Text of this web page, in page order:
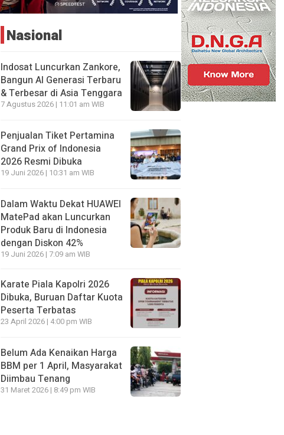
Nasional
Indosat Luncurkan Zankore,
Bangun AI Generasi Terbaru
& Terbesar di Asia Tenggara
7 Agustus 2026 | 11:01 am WIB
Penjualan Tiket Pertamina
Grand Prix of Indonesia
2026 Resmi Dibuka
19 Juni 2026 | 10:31 am WIB
Dalam Waktu Dekat HUAWEI
MatePad akan Luncurkan
Produk Baru di Indonesia
dengan Diskon 42%
19 Juni 2026 | 7:09 am WIB
Karate Piala Kapolri 2026
Dibuka, Buruan Daftar Kuota
Peserta Terbatas
23 April 2026 | 4:00 pm WIB
Belum Ada Kenaikan Harga
BBM per 1 April, Masyarakat
Diimbau Tenang
31 Maret 2026 | 8:49 pm WIB